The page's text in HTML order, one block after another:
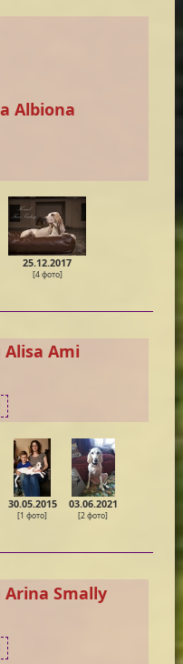
Albiona
25.12.2017
[4 фото]
Ami
30.05.2015
[1 фото]
03.06.2021
[2 фото]
Arina Smally